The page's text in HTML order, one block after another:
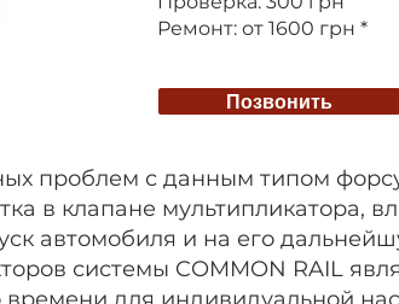
Ремонт: от 1600 грн *
Позвонить
проблем с данным типом
в клапане мультипликатора,
автомобиля и на его
системы COMMON RAIL